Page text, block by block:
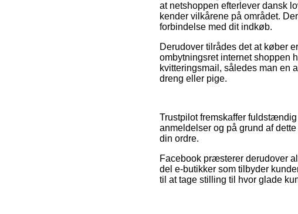
at netshoppen efterlever dansk
kender vilkårene på området.
forbindelse med dit indkøb.
Derudover tilrådes det at køber
ombytningsret internet shoppen
kvitteringsmail, således man en
dreng eller pige.
Trustpilot fremskaffer
anmeldelser og på grund af
din ordre.
Facebook præsterer derudover
del e-butikker som tilbyder
til at tage stilling til hvor glade